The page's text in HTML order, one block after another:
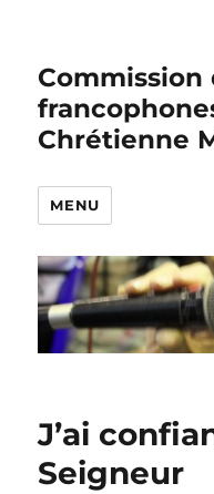
Commission
Chrétienne
MENU
J’ai
Seigneur